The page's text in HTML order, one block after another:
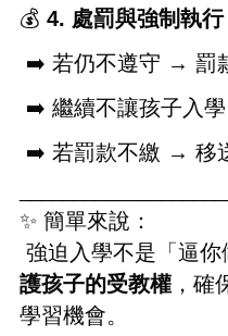
府
網
料
放
網
站
安
全
政
💰 4. 處罰與強制執行
➡
若仍不遵守 →
➡
繼續不讓孩子入
➡
若罰款不繳 →
✨ 簡單來說：
強迫入學不是「逼
護孩子的受教權 ，確
學習機會。